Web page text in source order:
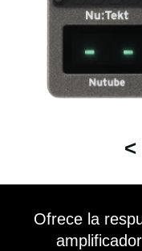
<
Ofrece la